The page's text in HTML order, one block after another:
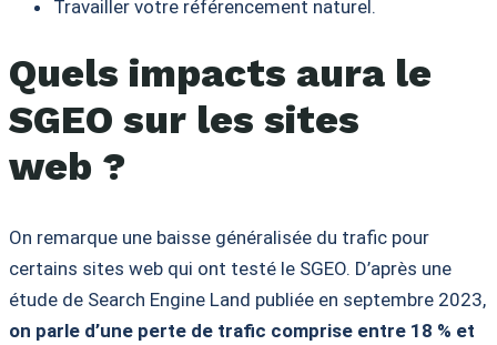
Travailler votre référencement naturel.
Quels impacts aura le
SGEO sur les sites
web ?
On remarque une baisse généralisée du trafic pour
certains sites web qui ont testé le SGEO. D’après une
étude de Search Engine Land publiée en septembre 2023,
on parle d’une perte de trafic comprise entre 18 % et